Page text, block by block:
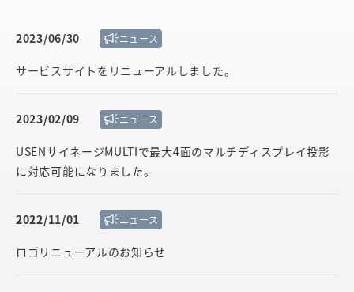
2023/06/30 ニュース
サービスサイトをリニューアルしました。
2023/02/09 ニュース
USENサイネージMULTIで最大4面のマルチディスプレイ投影
に対応可能になりました。
2022/11/01 ニュース
ロゴリニューアルのお知らせ